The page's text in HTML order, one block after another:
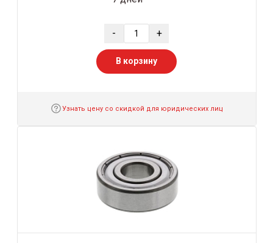
- +
В корзину
Узнать цену со скидкой для юридических лиц